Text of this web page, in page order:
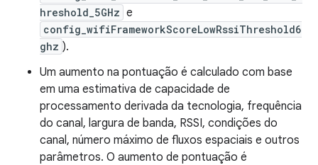
hreshold_5GHz e
config_wifiFrameworkScoreLowRssiThreshold6
ghz ).
Um aumento na pontuação é calculado com base
em uma estimativa de capacidade de
processamento derivada da tecnologia, frequência
do canal, largura de banda, RSSI, condições do
canal, número máximo de fluxos espaciais e outros
parâmetros. O aumento de pontuação é